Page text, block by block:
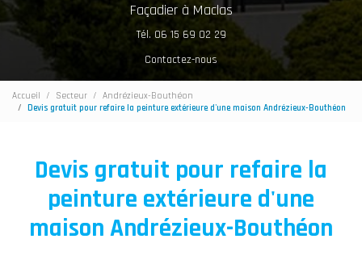
Façadier à Maclas
Tél. 06 15 69 02 29
Contactez-nous
Accueil Secteur
Andrézieux-Bouthéon
Devis gratuit pour refaire la peinture extérieure d'une maison Andrézieux-Bouthéon
Devis gratuit pour refaire la
peinture extérieure d'une
maison Andrézieux-Bouthéon